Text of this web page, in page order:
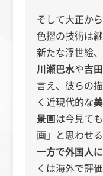
そして大正か
色摺の技術は
新たな浮世絵、
川瀬巴水や吉
言え、彼らの
く近現代的な
景画は今見て
画」と思わせ
一方で外国人
くは海外で評